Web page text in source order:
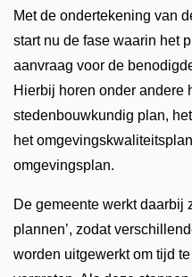
Met de ondertekening van
start nu de fase waarin het
aanvraag voor de
Hierbij horen onder andere
stedenbouwkundig plan,
het
omgevingsplan.
De gemeente werkt daarbij
plannen’, zodat
worden uitgewerkt om tijd